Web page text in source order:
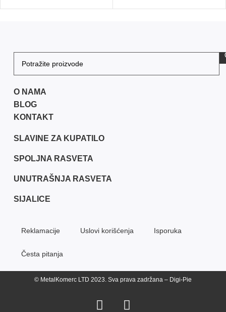
O NAMA
BLOG
KONTAKT
SLAVINE ZA KUPATILO
SPOLJNA RASVETA
UNUTRAŠNJA RASVETA
SIJALICE
Reklamacije Uslovi korišćenja Isporuka
Česta pitanja
© MetalKomerc LTD 2023. Sva prava zadržana – Digi-Pie